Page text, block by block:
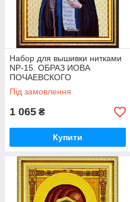
Набор для вышивки нитками
NP-15. ОБРАЗ ИОВА
ПОЧАЕВСКОГО
Під замовлення
1 065 ₴
Купити